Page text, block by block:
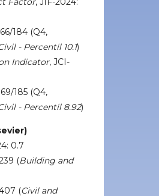
184 (Q4,
- Percentil 10.1)
Indicator, JCI-
185 (Q4,
- Percentil 8.92)
0.7
(Building and
(Civil and